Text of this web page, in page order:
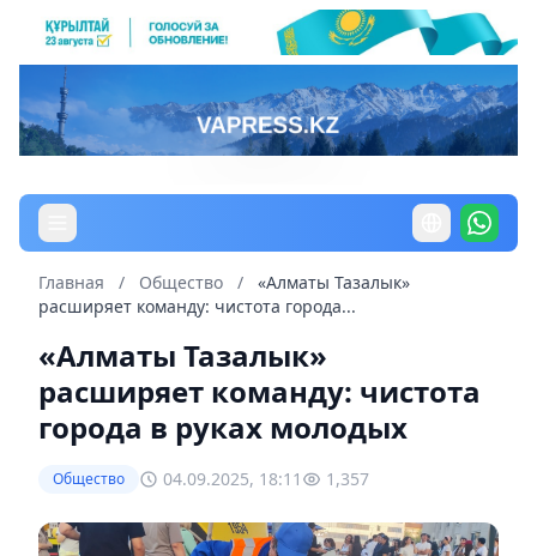
Главная / Общество /
«Алматы Тазалык»
расширяет команду: чистота города...
«Алматы Тазалык»
расширяет команду: чистота
города в руках молодых
Общество 04.09.2025, 18:11 1,357